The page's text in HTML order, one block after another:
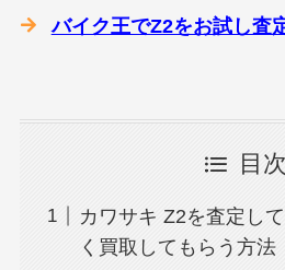
バイク王でZ2をお試し査
目次
カワサキ Z2を査定し
く買取してもらう方法